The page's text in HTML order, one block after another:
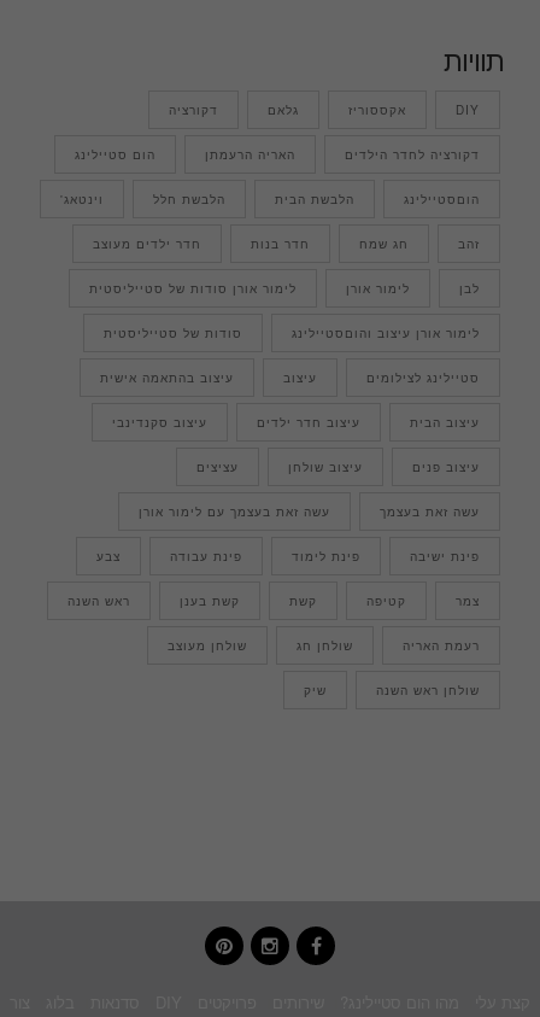
תוויות
DIY אקססוריז גלאם דקורציה
דקורציה לחדר הילדים האריה הרעמתן הום סטיילינג
הוםסטיילינג הלבשת הבית הלבשת חלל וינטאג'
זהב חג שמח חדר בנות חדר ילדים מעוצב
לבן לימור אורן לימור אורן סודות של סטייליסטית
לימור אורן עיצוב והוםסטיילינג סודות של סטייליסטית
סטיילינג לצילומים עיצוב עיצוב בהתאמה אישית
עיצוב הבית עיצוב חדר ילדים עיצוב סקנדינבי
עיצוב פנים עיצוב שולחן עציצים
עשה זאת בעצמך עשה זאת בעצמך עם לימור אורן
פינת ישיבה פינת לימוד פינת עבודה צבע
צמר קטיפה קשת קשת בענן ראש השנה
רעמת האריה שולחן חג שולחן מעוצב
שולחן ראש השנה שיק
facebook
instagram
pinterest